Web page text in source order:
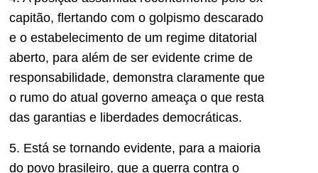
capitão, flertando com o golpismo descarado
e o estabelecimento de um regime ditatorial
aberto, para além de ser evidente crime de
responsabilidade, demonstra claramente que
o rumo do atual governo ameaça o que resta
das garantias e liberdades democráticas.
5. Está se tornando evidente, para a maioria
do povo brasileiro, que a guerra contra o